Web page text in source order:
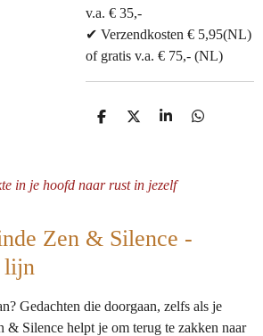
v.a. € 35,-
✔ Verzendkosten € 5,95(NL)
of gratis v.a. € 75,- (NL)
D
D
S
D
in je hoofd naar rust in jezelf
Zen & Silence -
lijn
Gedachten die doorgaan, zelfs als je
& Silence helpt je om terug te zakken naar